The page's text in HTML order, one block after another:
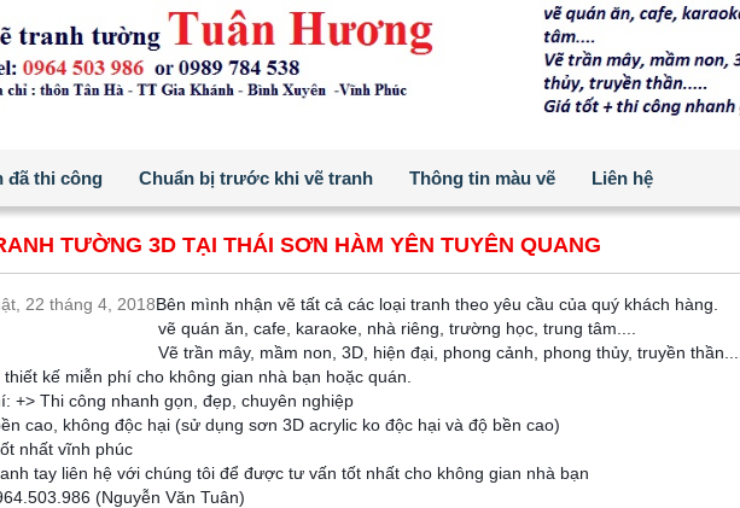
đã thi công Chuẩn bị trước khi vẽ tranh Thông tin màu vẽ Liên hệ
TƯỜNG 3D TẠI THÁI SƠN HÀM YÊN TUYÊN QUANG
22 tháng 4, 2018Bên mình nhận vẽ tất cả các loại tranh theo yêu cầu của quý khách hàng.
vẽ quán ăn, cafe, karaoke, nhà riêng, trường học, trung tâm....
Vẽ trần mây, mầm non, 3D, hiện đại, phong cảnh, phong thủy, truyền thần.....
kế miễn phí cho không gian nhà bạn hoặc quán.
+> Thi công nhanh gọn, đẹp, chuyên nghiệp
cao, không độc hại (sử dụng sơn 3D acrylic ko độc hại và độ bền cao)
nhất vĩnh phúc
tay liên hệ với chúng tôi để được tư vấn tốt nhất cho không gian nhà bạn
(Nguyễn Văn Tuân)